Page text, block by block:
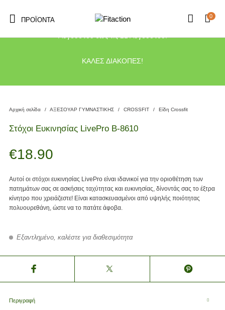
Το κατάστημα μας θα παραμείνει κλειστό λόγω διακοπών από τις 10
Αυγούστου έως τις 21 Αυγούστου.
ΚΑΛΕΣ ΔΙΑΚΟΠΕΣ!
ΠΡΟΪΌΝΤΑ
0
Αρχική σελίδα / ΑΞΕΣΟΥΑΡ ΓΥΜΝΑΣΤΙΚΗΣ / CROSSFIT / Είδη Crossfit
Στόχοι Ευκινησίας LivePro Β-8610
€18.90
Αυτοί οι στόχοι ευκινησίας LivePro είναι ιδανικοί για την οριοθέτηση των
πατημάτων σας σε ασκήσεις ταχύτητας και ευκινησίας, δίνοντάς σας το έξτρα
κίνητρο που χρειάζεστε! Είναι κατασκευασμένοι από υψηλής ποιότητας
πολυουρεθάνη, ώστε να το πατάτε άφοβα.
Εξαντλημένο, καλέστε για διαθεσιμότητα
Περιγραφή